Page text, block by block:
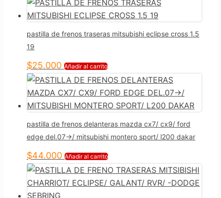
pastilla de frenos traseras mitsubishi eclipse cross 1.5
19
$25.000 Añadir al carrito
pastilla de frenos delanteras mazda cx7/ cx9/ ford
edge del.07->/ mitsubishi montero sport/ l200 dakar
$44.000 Añadir al carrito